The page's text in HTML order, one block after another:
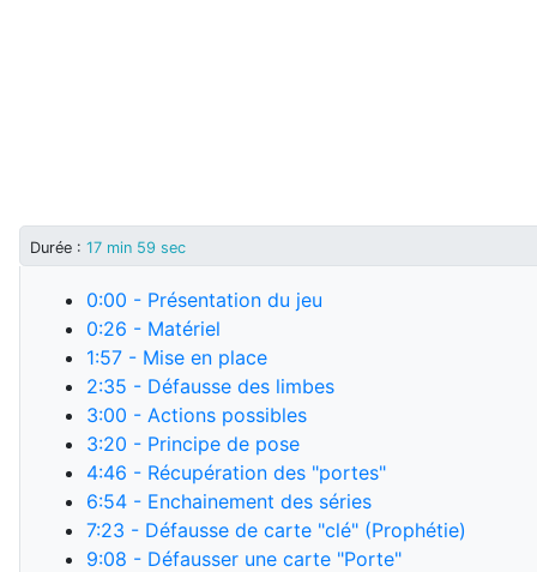
Durée : 17 min 59 sec
0:00 - Présentation du jeu
0:26 - Matériel
1:57 - Mise en place
2:35 - Défausse des limbes
3:00 - Actions possibles
3:20 - Principe de pose
4:46 - Récupération des "portes"
6:54 - Enchainement des séries
7:23 - Défausse de carte "clé" (Prophétie)
9:08 - Défausser une carte "Porte"